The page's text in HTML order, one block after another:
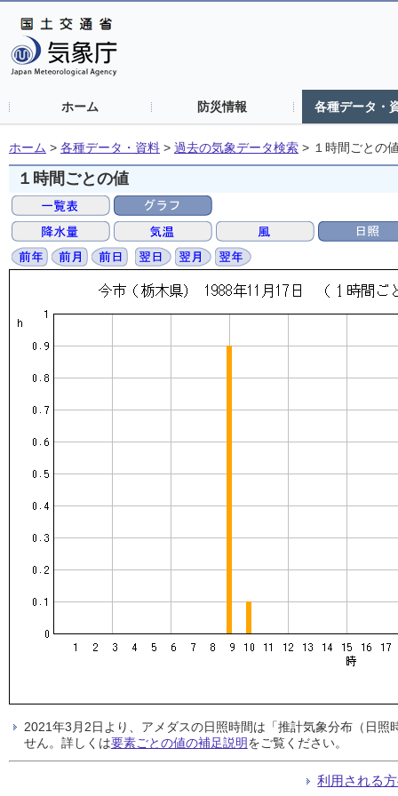
ホーム 防災情報 各種データ・
ホーム > 各種データ・資料 > 過去の気象データ検索 > １時間ごとの
１時間ごとの値
2021年3月2日より、アメダスの日照時間は「推計気象分布（日
せん。詳しくは要素ごとの値の補足説明をご覧ください。
利用される